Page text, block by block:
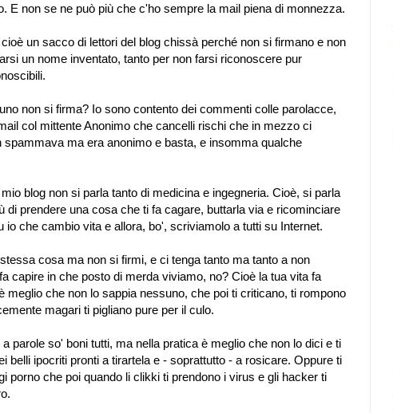
E non se ne può più che c'ho sempre la mail piena di monnezza.
un sacco di lettori del blog chissà perché non si firmano e non
un nome inventato, tanto per non farsi riconoscere pur
non si firma? Io sono contento dei commenti colle parolacce,
col mittente Anonimo che cancelli rischi che in mezzo ci
ma era anonimo e basta, e insomma qualche
blog non si parla tanto di medicina e ingegneria. Cioè, si parla
di prendere una cosa che ti fa cagare, buttarla via e ricominciare
io che cambio vita e allora, bo', scriviamolo a tutti su Internet.
cosa ma non si firmi, e ci tenga tanto ma tanto a non
capire in che posto di merda viviamo, no? Cioè la tua vita fa
meglio che non lo sappia nessuno, che poi ti criticano, ti rompono
magari ti pigliano pure per il culo.
parole so' boni tutti, ma nella pratica è meglio che non lo dici e ti
belli ipocriti pronti a tirartela e - soprattutto - a rosicare. Oppure ti
porno che poi quando li clikki ti prendono i virus e gli hacker ti